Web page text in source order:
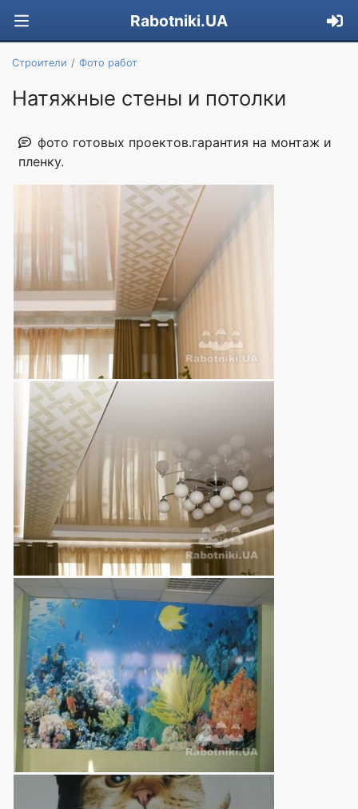
Rabotniki.UA
Строители Фото работ
Натяжные стены и потолки
фото готовых проектов.гарантия на монтаж и
пленку.